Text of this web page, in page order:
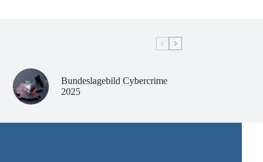
Bundeslagebild Cybercrime
2025